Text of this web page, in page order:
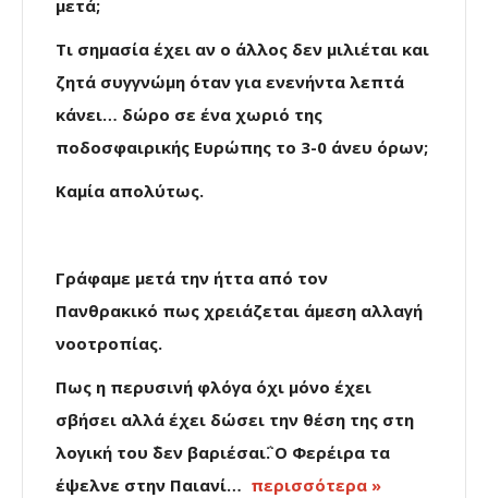
μετά;
Τι σημασία έχει αν ο άλλος δεν μιλιέται και
ζητά συγγνώμη όταν για ενενήντα λεπτά
κάνει… δώρο σε ένα χωριό της
ποδοσφαιρικής Ευρώπης το 3-0 άνευ όρων;
Καμία απολύτως.
Γράφαμε μετά την ήττα από τον
Πανθρακικό πως χρειάζεται άμεση αλλαγή
νοοτροπίας.
Πως η περυσινή φλόγα όχι μόνο έχει
σβήσει αλλά έχει δώσει την θέση της στη
λογική του ΅δεν βαριέσαι΅. Ο Φερέιρα τα
έψελνε στην Παιανί… περισσότερα »